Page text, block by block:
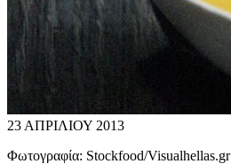
23 ΑΠΡΙΛΙΟΥ 2013
Φωτογραφία: Stockfood/Visualhellas.gr